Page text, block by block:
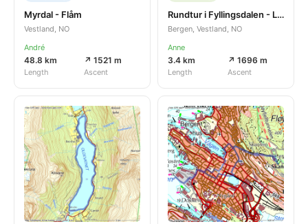
Myrdal - Flåm
Vestland, NO
André
48.8 km
Length
↗ 1521 m
Ascent
Rundtur i Fyllingsdalen - Laksevåg
Bergen, Vestland, NO
Anne
3.4 km
Length
↗ 1696 m
Ascent